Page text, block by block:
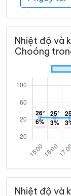
Nhiệt độ và
Choóng
Nhiệt độ và